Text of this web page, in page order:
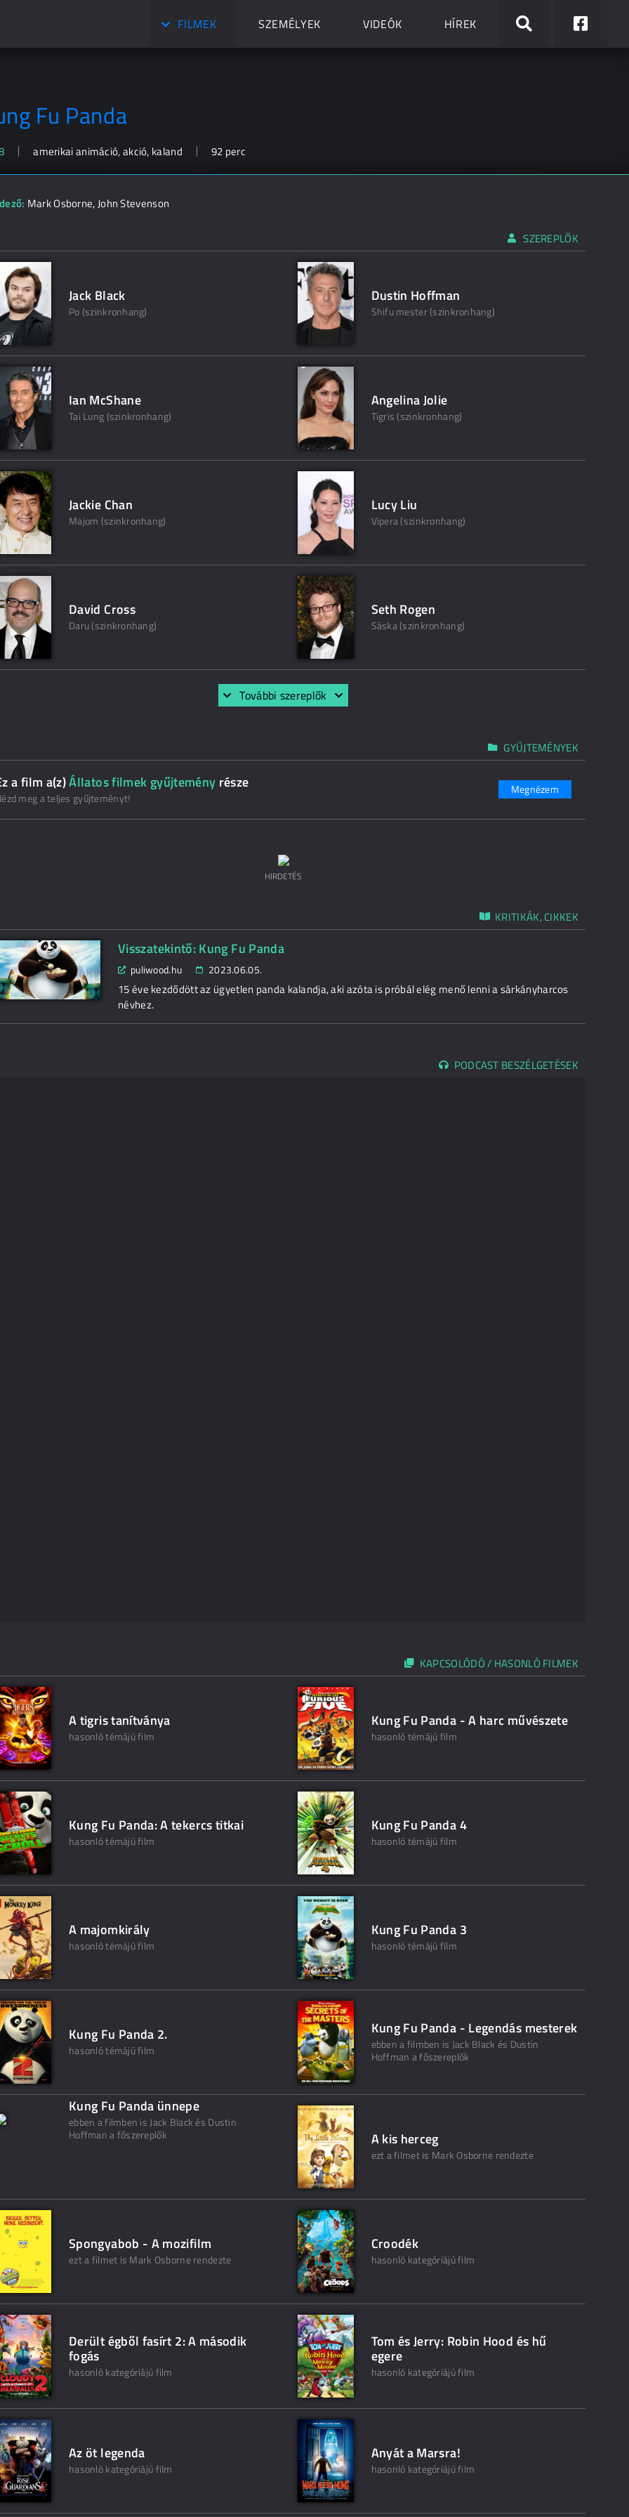
FILMEK SZEMÉLYEK VIDEÓK HÍREK
Fu Panda
amerikai animáció, akció, kaland 92 perc
Mark Osborne,John Stevenson
SZEREPLŐK
Jack Black
Po (szinkronhang)
Dustin Hoffman
Shifu mester (szinkronhang)
Ian McShane
Tai Lung (szinkronhang)
Angelina Jolie
Tigris (szinkronhang)
Jackie Chan
Majom (szinkronhang)
Lucy Liu
Vipera (szinkronhang)
David Cross
Daru (szinkronhang)
Seth Rogen
Sáska (szinkronhang)
További szereplők
GYŰJTEMÉNYEK
a film a(z)Állatos filmek gyűjtemény része
meg a teljes gyűjteményt!
Megnézem
HIRDETÉS
KRITIKÁK, CIKKEK
Visszatekintő: Kung Fu Panda
puliwood.hu 2023.06.05.
15 éve kezdődött az ügyetlen panda kalandja, aki azóta is próbál elég menő lenni a sárkányharcos
névhez.
PODCAST BESZÉLGETÉSEK
KAPCSOLÓDÓ / HASONLÓ FILMEK
A tigris tanítványa
hasonló témájú film
Kung Fu Panda - A harc művészete
hasonló témájú film
Kung Fu Panda: A tekercs titkai
hasonló témájú film
Kung Fu Panda 4
hasonló témájú film
A majomkirály
hasonló témájú film
Kung Fu Panda 3
hasonló témájú film
Kung Fu Panda 2.
hasonló témájú film
Kung Fu Panda - Legendás mesterek
ebben a filmben is Jack Black és Dustin
Hoffman a főszereplők
Kung Fu Panda ünnepe
ebben a filmben is Jack Black és Dustin
Hoffman a főszereplők
A kis herceg
ezt a filmet is Mark Osborne rendezte
Spongyabob - A mozifilm
ezt a filmet is Mark Osborne rendezte
Croodék
hasonló kategóriájú film
Derült égből fasírt 2: A második
fogás
hasonló kategóriájú film
Tom és Jerry: Robin Hood és hű
egere
hasonló kategóriájú film
Az öt legenda
hasonló kategóriájú film
Anyát a Marsra!
hasonló kategóriájú film